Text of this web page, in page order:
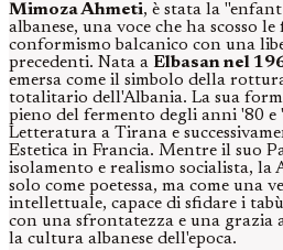
Mimoza Ahmeti, è stata la
albanese, una voce che ha scosso
conformismo balcanico con una
precedenti. Nata a Elbasan nel
emersa come il simbolo della
totalitario dell'Albania. La sua
pieno del fermento degli anni '80 e
Letteratura a Tirana e
Estetica in Francia. Mentre il suo
isolamento e realismo socialista, la
solo come poetessa, ma come una
intellettuale, capace di sfidare i
con una sfrontatezza e una grazia
la cultura albanese dell'epoca.